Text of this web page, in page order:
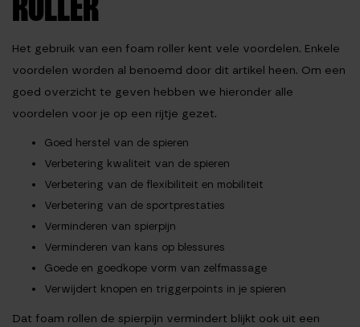
ROLLER
Het gebruik van een foam roller kent vele voordelen. Enkele
voordelen worden al benoemd door dit artikel heen. Om een
goed overzicht te geven hebben we hieronder alle
voordelen voor je op een rijtje gezet.
Goed herstel van de spieren
Verbetering kwaliteit van de spieren
Verbetering van de flexibiliteit en mobiliteit
Verbetering van de sportprestaties
Verminderen van spierpijn
Verminderen van kans op blessures
Goede en goedkope vorm van zelfmassage
Verwijdert knopen en triggerpoints in je spieren
Dat foam rollen de spierpijn vermindert blijkt ook uit een